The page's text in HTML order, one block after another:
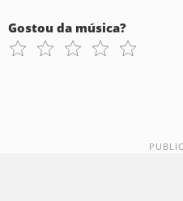
Gostou da música?